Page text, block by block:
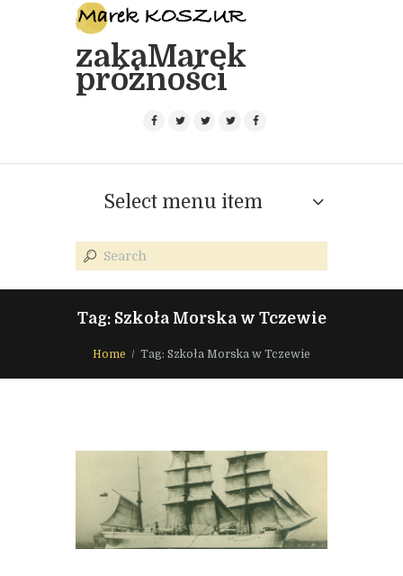
zakaMarek
próżności
Select menu item
Tag: Szkoła Morska w Tczewie
Home Tag: Szkoła Morska w Tczewie